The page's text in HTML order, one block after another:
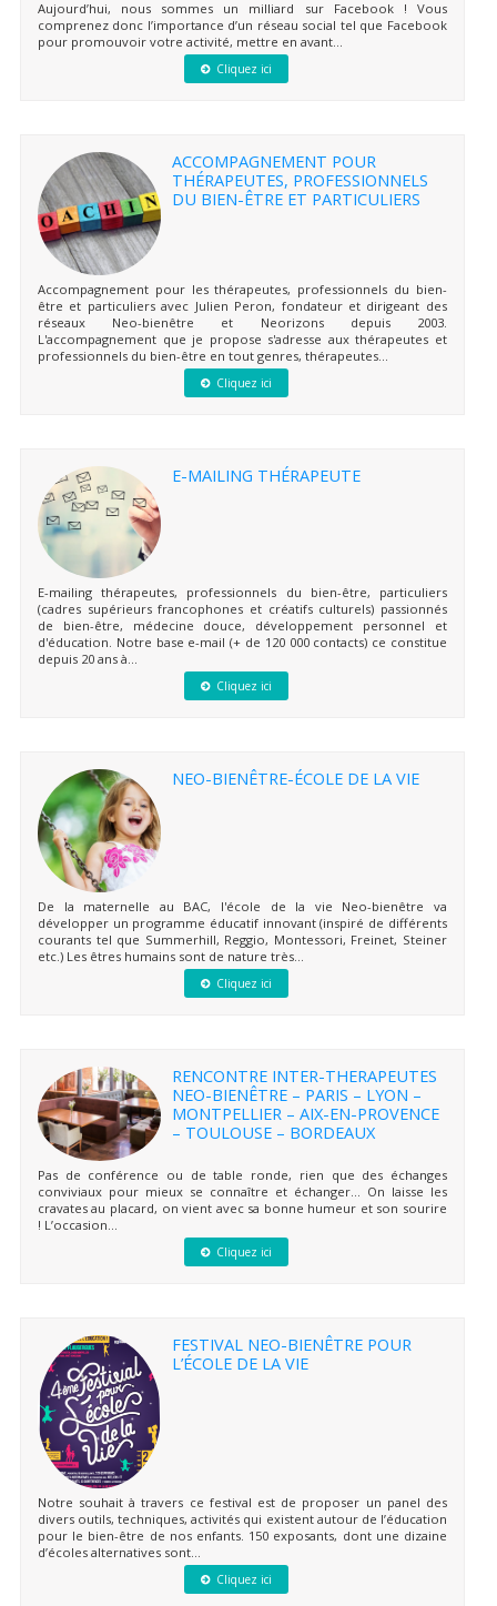
Aujourd’hui, nous sommes un milliard sur Facebook ! Vous
comprenez donc l’importance d’un réseau social tel que Facebook
pour promouvoir votre activité, mettre en avant...
Cliquez ici
ACCOMPAGNEMENT POUR
THÉRAPEUTES, PROFESSIONNELS
DU BIEN-ÊTRE ET PARTICULIERS
Accompagnement pour les thérapeutes, professionnels du bien-
être et particuliers avec Julien Peron, fondateur et dirigeant des
réseaux Neo-bienêtre et Neorizons depuis 2003.
L'accompagnement que je propose s'adresse aux thérapeutes et
professionnels du bien-être en tout genres, thérapeutes...
Cliquez ici
E-MAILING THÉRAPEUTE
E-mailing thérapeutes, professionnels du bien-être, particuliers
(cadres supérieurs francophones et créatifs culturels) passionnés
de bien-être, médecine douce, développement personnel et
d'éducation. Notre base e-mail (+ de 120 000 contacts) ce constitue
depuis 20 ans à...
Cliquez ici
NEO-BIENÊTRE-ÉCOLE DE LA VIE
De la maternelle au BAC, l'école de la vie Neo-bienêtre va
développer un programme éducatif innovant (inspiré de différents
courants tel que Summerhill, Reggio, Montessori, Freinet, Steiner
etc.) Les êtres humains sont de nature très...
Cliquez ici
RENCONTRE INTER-THERAPEUTES
NEO-BIENÊTRE – PARIS – LYON –
MONTPELLIER – AIX-EN-PROVENCE
– TOULOUSE – BORDEAUX
Pas de conférence ou de table ronde, rien que des échanges
conviviaux pour mieux se connaître et échanger… On laisse les
cravates au placard, on vient avec sa bonne humeur et son sourire
! L’occasion...
Cliquez ici
FESTIVAL NEO-BIENÊTRE POUR
L’ÉCOLE DE LA VIE
Notre souhait à travers ce festival est de proposer un panel des
divers outils, techniques, activités qui existent autour de l’éducation
pour le bien-être de nos enfants. 150 exposants, dont une dizaine
d’écoles alternatives sont...
Cliquez ici